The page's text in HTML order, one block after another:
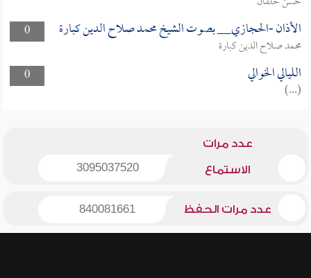
0
الأذان -الحجازي__ بصوت الشيخ محمد صلاح الدين كبارة
محمد صلاح الدين كبارة
0
الليالي الخوالي
(...)
عدد مرات
الاستماع 3095037520
عدد مرات الحفظ 840081661